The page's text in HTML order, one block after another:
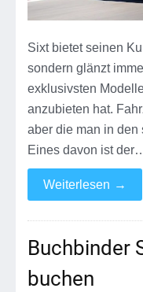
Sixt bietet seinen
sondern glänzt
exklusivsten
anzubieten hat.
aber die man in den
Eines davon ist
Weiterlesen →
Buchbinder
buchen